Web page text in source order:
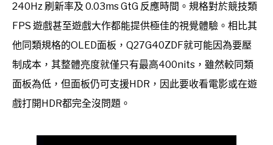
240Hz 刷新率及 0.03ms GtG 反應時間。規格對於競技類
FPS 遊戲甚至遊戲大作都能提供極佳的視覺體驗。相比其
他同類規格的OLED面板，Q27G40ZDF就可能因為要壓
制成本，其整體亮度就僅只有最高400nits，雖然較同類
面板為低，但面板仍可支援HDR，因此要收看電影或在遊
戲打開HDR都完全沒問題。